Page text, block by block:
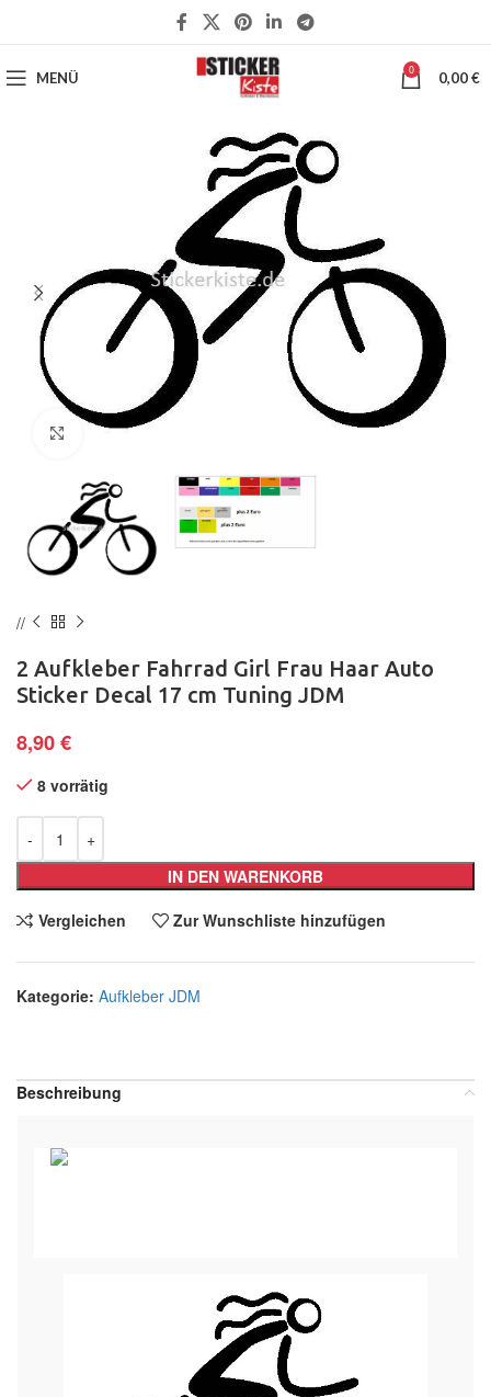
MENÜ 0 0,00€
Klick zum Vergrößern
2 Aufkleber Fahrrad Girl Frau Haar Auto
Sticker Decal 17 cm Tuning JDM
8,90€
8 vorrätig
IN DEN WARENKORB
Vergleichen Zur Wunschliste hinzufügen
Kategorie: Aufkleber JDM
Beschreibung